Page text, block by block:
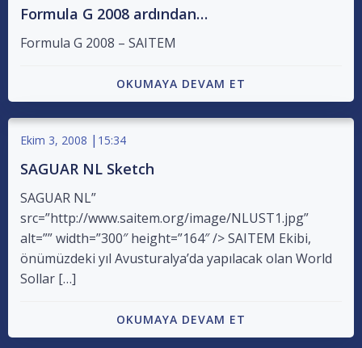
Formula G 2008 ardından…
Formula G 2008 – SAITEM
OKUMAYA DEVAM ET
Ekim 3, 2008 | 15:34
SAGUAR NL Sketch
SAGUAR NL”
src=”http://www.saitem.org/image/NLUST1.jpg”
alt=”” width=”300″ height=”164″ /> SAITEM Ekibi,
önümüzdeki yıl Avusturalya’da yapılacak olan World
Sollar […]
OKUMAYA DEVAM ET